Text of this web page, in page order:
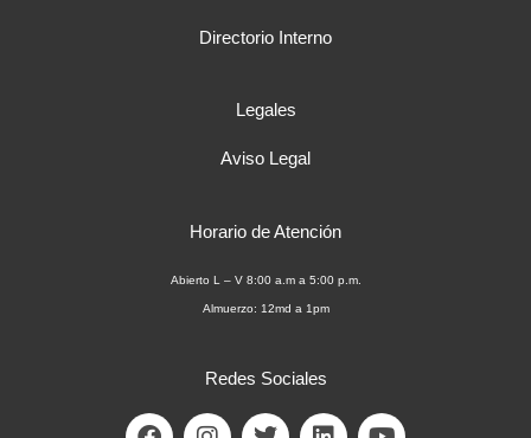
Directorio Interno
Legales
Aviso Legal
Horario de Atención
Abierto L – V 8:00 a.m a 5:00 p.m.
Almuerzo: 12md a 1pm
Redes Sociales
F
I
T
L
Y